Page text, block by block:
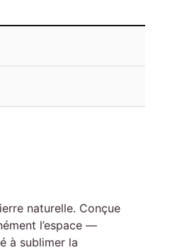
naturelle. Conçue
l’espace —
à sublimer la